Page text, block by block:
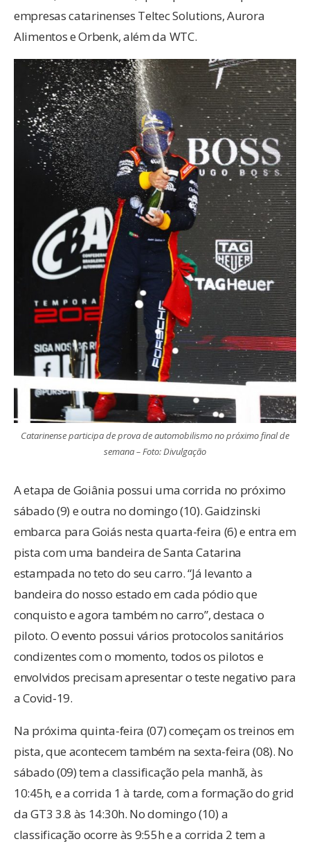
empresas catarinenses Teltec Solutions, Aurora
Alimentos e Orbenk, além da WTC.
Catarinense participa de prova de automobilismo no próximo final de
semana – Foto: Divulgação
A etapa de Goiânia possui uma corrida no próximo
sábado (9) e outra no domingo (10). Gaidzinski
embarca para Goiás nesta quarta-feira (6) e entra em
pista com uma bandeira de Santa Catarina
estampada no teto do seu carro. “Já levanto a
bandeira do nosso estado em cada pódio que
conquisto e agora também no carro”, destaca o
piloto. O evento possui vários protocolos sanitários
condizentes com o momento, todos os pilotos e
envolvidos precisam apresentar o teste negativo para
a Covid-19.
Na próxima quinta-feira (07) começam os treinos em
pista, que acontecem também na sexta-feira (08). No
sábado (09) tem a classificação pela manhã, às
10:45h, e a corrida 1 à tarde, com a formação do grid
da GT3 3.8 às 14:30h. No domingo (10) a
classificação ocorre às 9:55h e a corrida 2 tem a